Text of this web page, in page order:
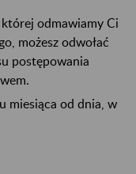
której odmawiamy Ci
możesz odwołać
postępowania
miesiąca od dnia, w